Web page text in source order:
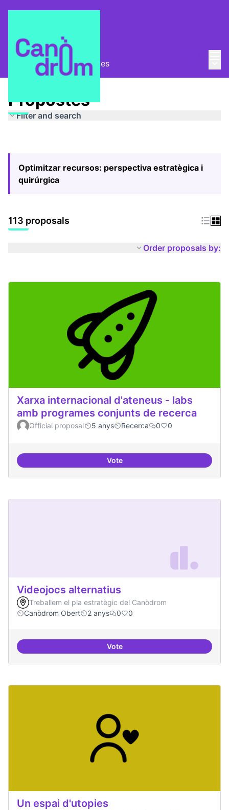
Pla Estratègic Propostes
Propostes
Filter and search
Optimitzar recursos: perspectiva estratègica i
quirúrgica
113 proposals
Order proposals by:
Xarxa internacional d'ateneus - labs
amb programes conjunts de recerca
Official proposal 5 anys Recerca 0 0
VoteXarxa internacional d'ateneus -
Videojocs alternatius
Treballem el pla estratègic del Canòdrom
Canòdrom Obert
2 anys 0 0
VoteVideojocs alternatius
Un espai d'utopies